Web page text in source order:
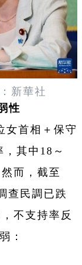
新華社
性
女首相＋保守
其中18～
而，截至
查民調已跌
不支持率反
：